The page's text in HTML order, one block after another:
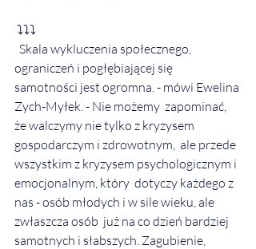
⤵️⤵️⤵️
ograniczeń i pogłębiającej się
samotności jest ogromna. - mówi Ewelina
Zych-Myłek. - Nie możemy  zapominać,
że walczymy nie tylko z kryzysem
gospodarczym i zdrowotnym,  ale przede
wszystkim z kryzysem psychologicznym i
emocjonalnym, który  dotyczy każdego z
nas - osób młodych i w sile wieku, ale
zwłaszcza osób  już na co dzień bardziej
samotnych i słabszych. Zagubienie,